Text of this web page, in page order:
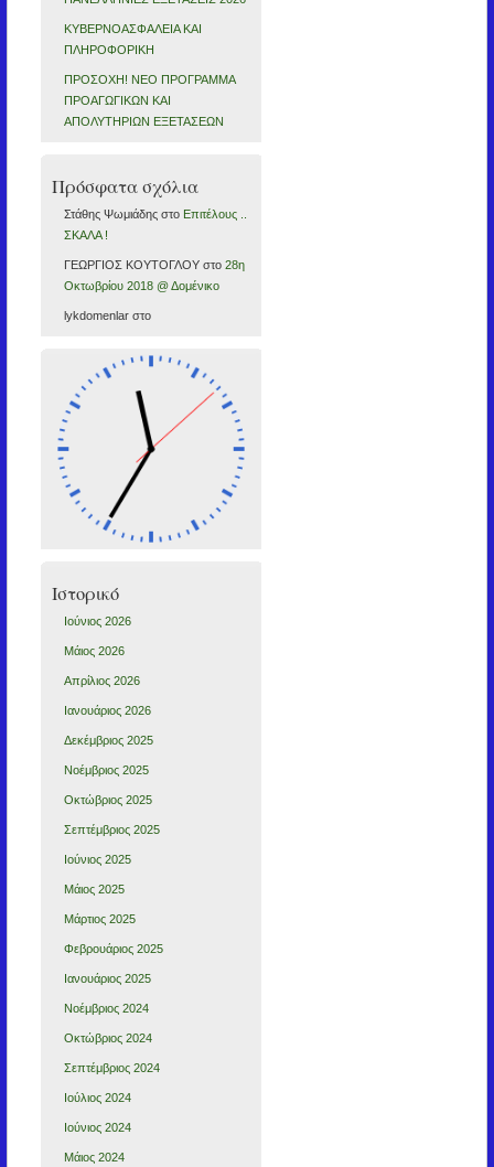
ΚΥΒΕΡΝΟΑΣΦΑΛΕΙΑ ΚΑΙ
ΠΛΗΡΟΦΟΡΙΚΗ
ΠΡΟΣΟΧΗ! ΝΕΟ ΠΡΟΓΡΑΜΜΑ
ΠΡΟΑΓΩΓΙΚΩΝ ΚΑΙ
ΑΠΟΛΥΤΗΡΙΩΝ ΕΞΕΤΑΣΕΩΝ
Πρόσφατα σχόλια
Στάθης Ψωμιάδηςστο Επιτέλους ..
ΣΚΑΛΑ !
ΓΕΩΡΓΙΟΣ ΚΟΥΤΟΓΛΟΥστο 28η
Οκτωβρίου 2018 @ Δομένικο
lykdomenlarστο
Ιστορικό
Ιούνιος 2026
Μάιος 2026
Απρίλιος 2026
Ιανουάριος 2026
Δεκέμβριος 2025
Νοέμβριος 2025
Οκτώβριος 2025
Σεπτέμβριος 2025
Ιούνιος 2025
Μάιος 2025
Μάρτιος 2025
Φεβρουάριος 2025
Ιανουάριος 2025
Νοέμβριος 2024
Οκτώβριος 2024
Σεπτέμβριος 2024
Ιούλιος 2024
Ιούνιος 2024
Μάιος 2024